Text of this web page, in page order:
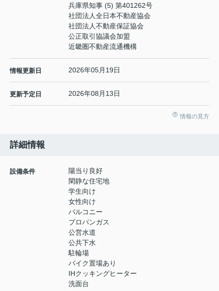
兵庫県知事 (5) 第401262号
社団法人全日本不動産協会
社団法人不動産保証協会
公正取引協議会加盟
近畿圏不動産流通機構
情報更新日 2026年05月19日
更新予定日 2026年08月13日
情報の見方
詳細情報
設備条件
陽当り良好
閑静な住宅地
学生向け
女性向け
バルコニー
プロパンガス
公営水道
公共下水
駐輪場
バイク置場あり
IHクッキングヒーター
洗面台